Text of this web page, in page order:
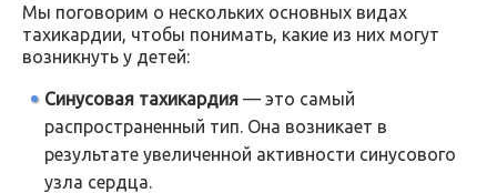
Мы поговорим о нескольких основных видах
тахикардии, чтобы понимать, какие из них могут
возникнуть у детей:
Синусовая тахикардия — это самый
распространенный тип. Она возникает в
результате увеличенной активности синусового
узла сердца.